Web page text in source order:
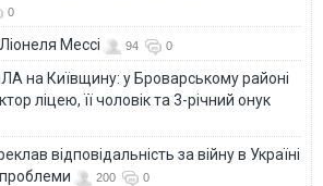
0
Мессі 94 0
на Київщину: у Броварському районі
ліцею, її чоловік та 3-річний онук
відповідальність за війну в Україні
проблеми
200 0